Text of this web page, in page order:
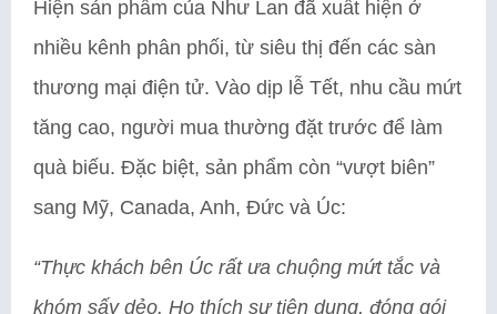
Hiện sản phẩm của Như Lan đã xuất hiện ở
nhiều kênh phân phối, từ siêu thị đến các sàn
thương mại điện tử. Vào dịp lễ Tết, nhu cầu mứt
tăng cao, người mua thường đặt trước để làm
quà biếu. Đặc biệt, sản phẩm còn “vượt biên”
sang Mỹ, Canada, Anh, Đức và Úc:
“Thực khách bên Úc rất ưa chuộng mứt tắc và
khóm sấy dẻo. Họ thích sự tiện dụng, đóng gói